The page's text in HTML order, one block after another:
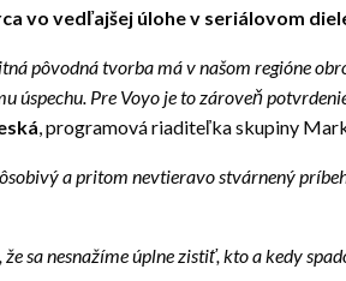
vo vedľajšej úlohe v seriálovom
pôvodná tvorba má v našom regióne
Pre Voyo je to zároveň
, programová riaditeľka skupiny
a pritom nevtieravo stvárnený
sa nesnažíme úplne zistiť, kto a kedy